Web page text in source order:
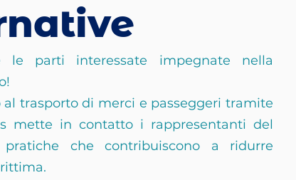
le parti interessate impegnate nella
trasporto di merci e passeggeri tramite
mette in contatto i rappresentanti del
che contribuiscono a ridurre